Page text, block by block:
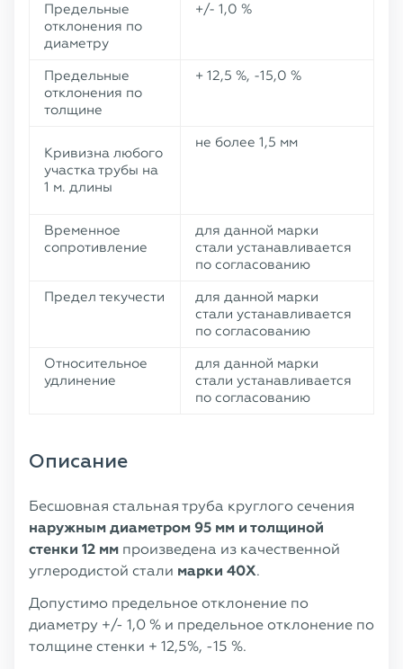
Предельные
отклонения по
диаметру
+/- 1,0 %
Предельные
отклонения по
толщине
+ 12,5 %, -15,0 %
Кривизна любого
участка трубы на
1 м. длины
не более 1,5 мм
Временное
сопротивление
для данной марки
стали устанавливается
по согласованию
Предел текучести
для данной марки
стали устанавливается
по согласованию
Относительное
удлинение
для данной марки
стали устанавливается
по согласованию
Описание
Бесшовная стальная труба круглого сечения
наружным диаметром 95 мм и толщиной
стенки 12 мм произведена из качественной
углеродистой стали марки 40Х.
Допустимо предельное отклонение по
диаметру +/- 1,0 % и предельное отклонение по
толщине стенки + 12,5%, -15 %.